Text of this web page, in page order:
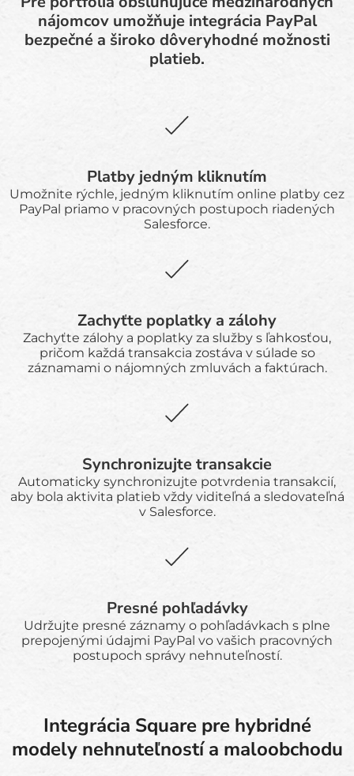
nájomcov umožňuje integrácia PayPal
bezpečné a široko dôveryhodné možnosti
platieb.
Platby jedným kliknutím
Umožnite rýchle, jedným kliknutím online platby cez
PayPal priamo v pracovných postupoch riadených
Salesforce.
Zachyťte poplatky a zálohy
Zachyťte zálohy a poplatky za služby s ľahkosťou,
pričom každá transakcia zostáva v súlade so
záznamami o nájomných zmluvách a faktúrach.
Synchronizujte transakcie
Automaticky synchronizujte potvrdenia transakcií,
aby bola aktivita platieb vždy viditeľná a sledovateľná
v Salesforce.
Presné pohľadávky
Udržujte presné záznamy o pohľadávkach s plne
prepojenými údajmi PayPal vo vašich pracovných
postupoch správy nehnuteľností.
Integrácia Square pre hybridné
modely nehnuteľností a maloobchodu